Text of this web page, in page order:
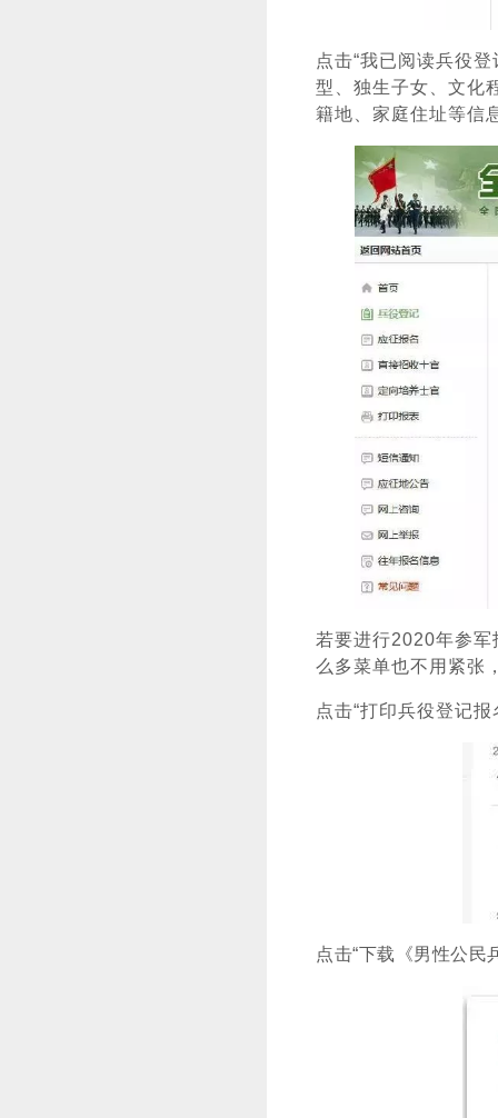
点击“我已阅读兵役
型、独生子女、文化
籍地、家庭住址等信
若要进行2020年参军
么多菜单也不用紧张
点击“打印兵役登记
点击“下载《男性公民